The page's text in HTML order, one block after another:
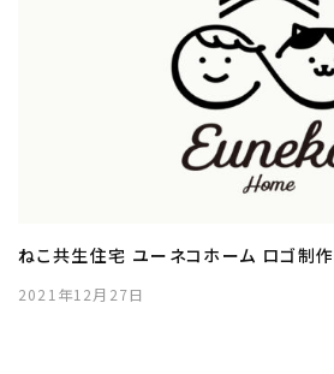
ねこ共生住宅 ユーネコホーム ロゴ制作
2021年12月27日